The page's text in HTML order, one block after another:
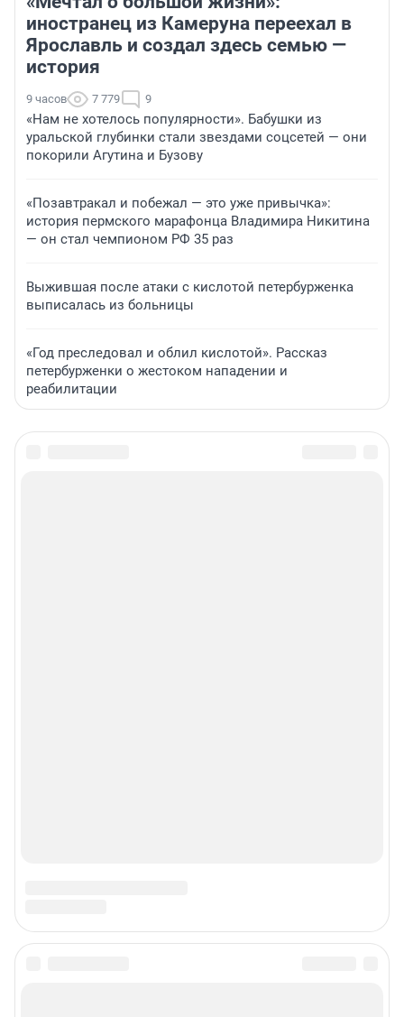
иностранец из Камеруна переехал в
Ярославль и создал здесь семью —
история
9 часов 7 779 9
«Нам не хотелось популярности». Бабушки из
уральской глубинки стали звездами соцсетей — они
покорили Агутина и Бузову
«Позавтракал и побежал — это уже привычка»:
история пермского марафонца Владимира Никитина
— он стал чемпионом РФ 35 раз
Выжившая после атаки с кислотой петербурженка
выписалась из больницы
«Год преследовал и облил кислотой». Рассказ
петербурженки о жестоком нападении и
реабилитации